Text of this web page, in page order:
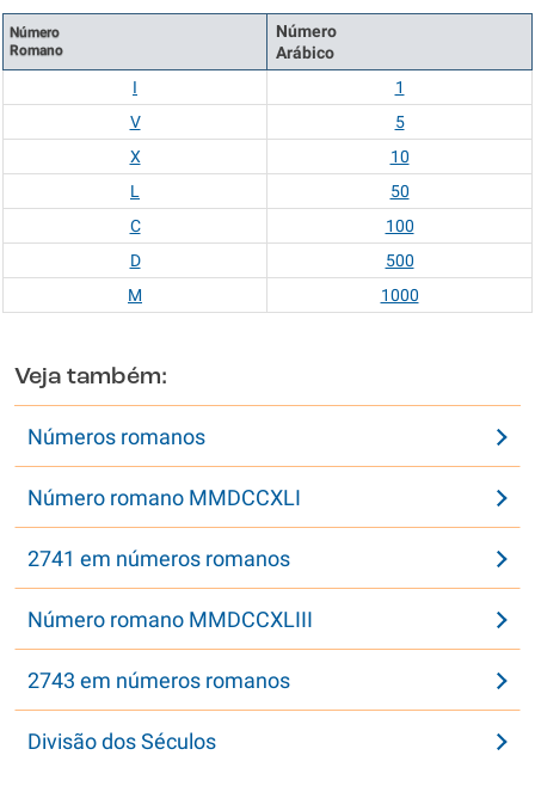
Número
Romano
Número
Arábico
I
1
V
5
X
10
L
50
C
100
D
500
M
1000
Veja também:
Números romanos
Número romano MMDCCXLI
2741 em números romanos
Número romano MMDCCXLIII
2743 em números romanos
Divisão dos Séculos